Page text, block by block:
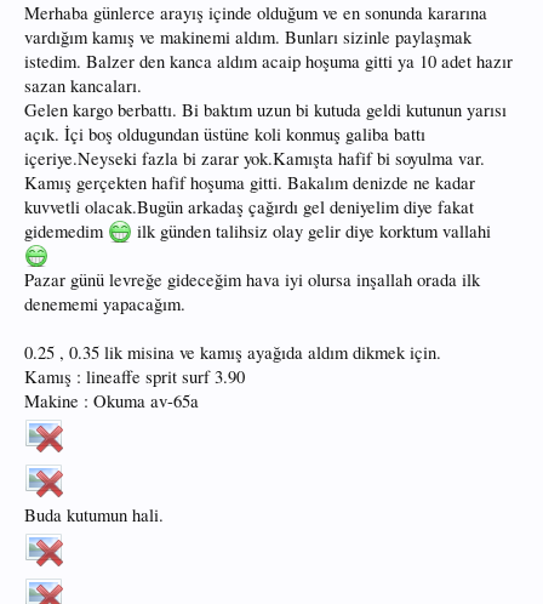
Merhaba günlerce arayış içinde olduğum ve en sonunda kararına
vardığım kamış ve makinemi aldım. Bunları sizinle paylaşmak
istedim. Balzer den kanca aldım acaip hoşuma gitti ya 10 adet hazır
sazan kancaları.
Gelen kargo berbattı. Bi baktım uzun bi kutuda geldi kutunun yarısı
açık. İçi boş oldugundan üstüne koli konmuş galiba battı
içeriye.Neyseki fazla bi zarar yok.Kamışta hafif bi soyulma var.
Kamış gerçekten hafif hoşuma gitti. Bakalım denizde ne kadar
kuvvetli olacak.Bugün arkadaş çağırdı gel deniyelim diye fakat
gidemedim
ilk günden talihsiz olay gelir diye korktum vallahi
Pazar günü levreğe gideceğim hava iyi olursa inşallah orada ilk
denememi yapacağım.
0.25 , 0.35 lik misina ve kamış ayağıda aldım dikmek için.
Kamış : lineaffe sprit surf 3.90
Makine : Okuma av-65a
Buda kutumun hali.